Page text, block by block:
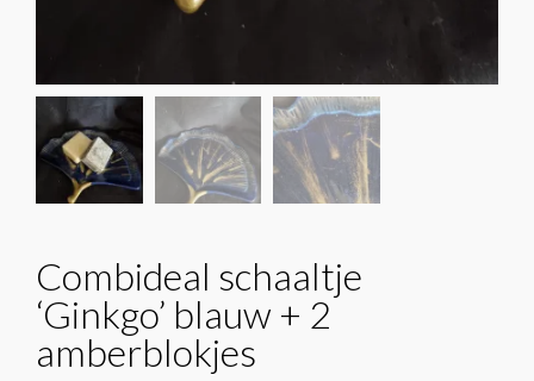
Combideal schaaltje
‘Ginkgo’ blauw + 2
amberblokjes